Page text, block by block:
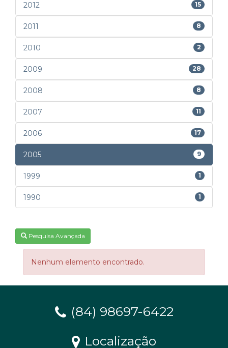
2012 15
2011 8
2010 2
2009 28
2008 8
2007 11
2006 17
2005 9
1999 1
1990 1
Pesquisa Avançada
Nenhum elemento encontrado.
(84) 98697-6422
Localização